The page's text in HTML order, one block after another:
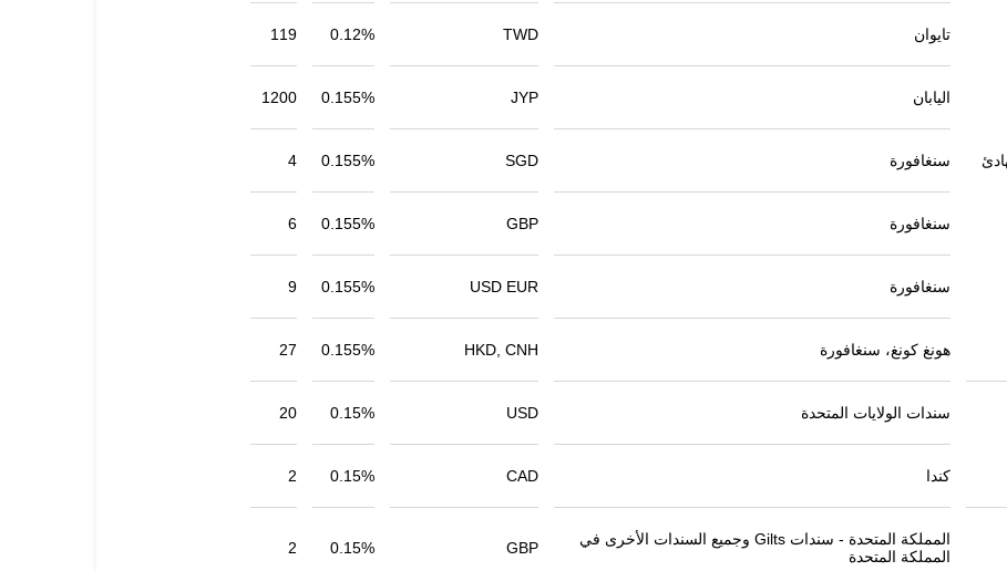
تايوان TWD
0.12%
119
اليابان JYP
0.155%
1200
سنغافورة SGD
0.155%
4
سنغافورة GBP
0.155%
6
سنغافورة USD EUR
0.155%
9
هونغ كونغ، سنغافورة HKD, CNH
0.155%
27
سندات الولايات المتحدة USD
0.15%
20
كندا CAD
0.15%
2
المملكة المتحدة - سندات Gilts وجميع السندات الأخرى في
المملكة المتحدة
GBP
0.15%
2